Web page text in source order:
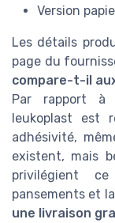
Version
Les détails
page du
compare-t-il
Par rapport à
leukoplast est
adhésivité,
existent, mais
privilégient
pansements et
une livraison